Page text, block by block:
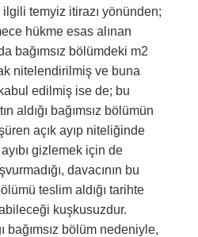
temyiz itirazı yönünden;
hükme esas alınan
bağımsız bölümdeki m2
nitelendirilmiş ve buna
edilmiş ise de; bu
aldığı bağımsız bölümün
açık ayıp niteliğinde
gizlemek için de
davacının bu
teslim aldığı tarihte
kuşkusuzdur.
bağımsız bölüm nedeniyle,